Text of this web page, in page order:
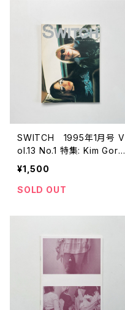
SWITCH 1995年1月号 V
ol.13 No.1 特集: Kim Gord
on × X Girls
¥1,500
SOLD OUT